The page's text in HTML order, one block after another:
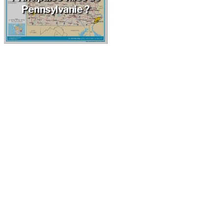
Pennsylvanie ?